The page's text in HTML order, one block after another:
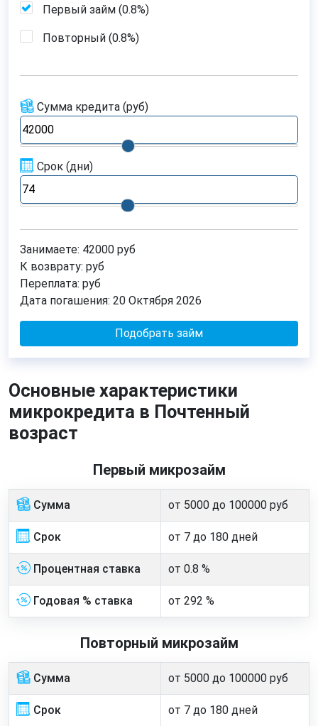
Первый займ (0.8%)
Повторный (0.8%)
Сумма кредита (руб)
Срок (дни)
Занимаете: 42000 руб
К возврату: руб
Переплата: руб
Дата погашения: 20 Октября 2026
Подобрать займ
Основные характеристики
микрокредита в Почтенный
возраст
Первый микрозайм
Сумма от 5000 до 100000 руб
Срок от 7 до 180 дней
Процентная ставка от 0.8 %
Годовая % ставка от 292 %
Повторный микрозайм
Сумма от 5000 до 100000 руб
Срок от 7 до 180 дней